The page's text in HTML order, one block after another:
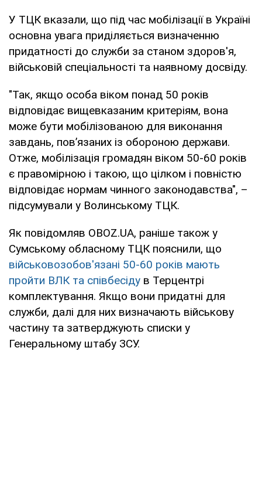
У ТЦК вказали, що під час мобілізації в Україні
основна увага приділяється визначенню
придатності до служби за станом здоров'я,
військовій спеціальності та наявному досвіду.
"Так, якщо особа віком понад 50 років
відповідає вищевказаним критеріям, вона
може бути мобілізованою для виконання
завдань, пов’язаних із обороною держави.
Отже, мобілізація громадян віком 50-60 років
є правомірною і такою, що цілком і повністю
відповідає нормам чинного законодавства", –
підсумували у Волинському ТЦК.
Як повідомляв OBOZ.UA, раніше також у
Сумському обласному ТЦК пояснили, що
військовозобов'язані 50-60 років мають
пройти ВЛК та співбесіду в Терцентрі
комплектування. Якщо вони придатні для
служби, далі для них визначають військову
частину та затверджують списки у
Генеральному штабу ЗСУ.